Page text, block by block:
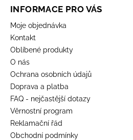
INFORMACE PRO VÁS
Moje objednávka
Kontakt
Oblíbené produkty
O nás
Ochrana osobních údajů
Doprava a platba
FAQ - nejčastější dotazy
Věrnostní program
Reklamační řád
Obchodní podmínky